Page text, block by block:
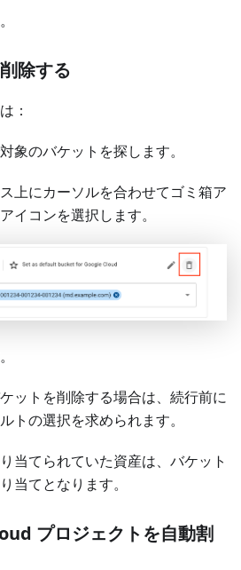
除する
：
象のバケットを探します。
上にカーソルを合わせてゴミ箱ア
イコンを選択します。
ットを削除する場合は、続行前に
トの選択を求められます。
当てられていた資産は、バケット
当てとなります。
プロジェクトを自動割